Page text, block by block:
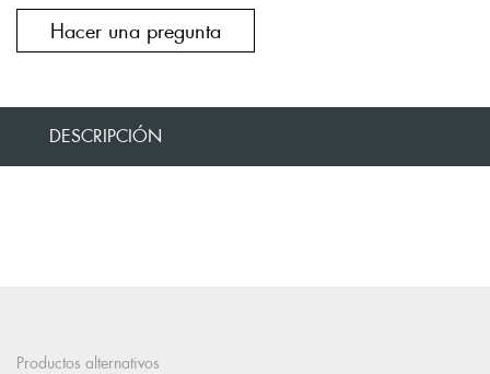
Hacer una pregunta
DESCRIPCIÓN
Productos alternativos